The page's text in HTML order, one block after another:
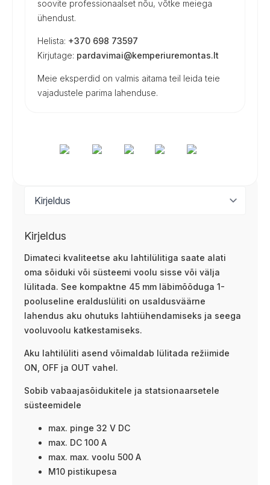
soovite professionaalset nõu, võtke meiega
ühendust.
Helista: +370 698 73597
Kirjutage: pardavimai@kemperiuremontas.lt
Meie eksperdid on valmis aitama teil leida teie
vajadustele parima lahenduse.
Kirjeldus
Dimateci kvaliteetse aku lahtilülitiga saate alati
oma sõiduki või süsteemi voolu sisse või välja
lülitada. See kompaktne 45 mm läbimõõduga 1-
pooluseline eralduslüliti on usaldusväärne
lahendus aku ohutuks lahtiühendamiseks ja seega
vooluvoolu katkestamiseks.
Aku lahtilüliti asend võimaldab lülitada režiimide
ON, OFF ja OUT vahel.
Sobib vabaajasõidukitele ja statsionaarsetele
süsteemidele
max. pinge 32 V DC
max. DC 100 A
max. max. voolu 500 A
M10 pistikupesa